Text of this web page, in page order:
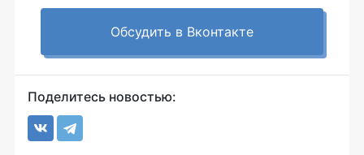
Обсудить в Вконтакте
Поделитесь новостью: